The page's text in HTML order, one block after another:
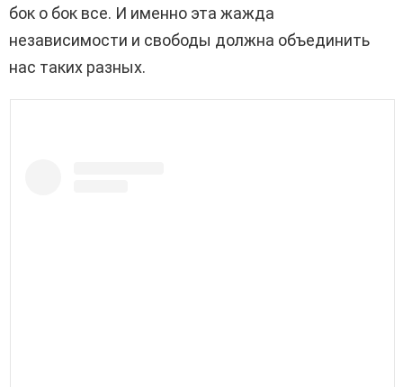
бок о бок все. И именно эта жажда
независимости и свободы должна объединить
нас таких разных.